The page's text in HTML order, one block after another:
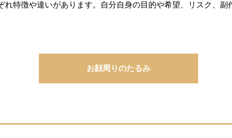
れ特徴や違いがあります。自分自身の目的や希望、リスク、
お顔周りのたるみ